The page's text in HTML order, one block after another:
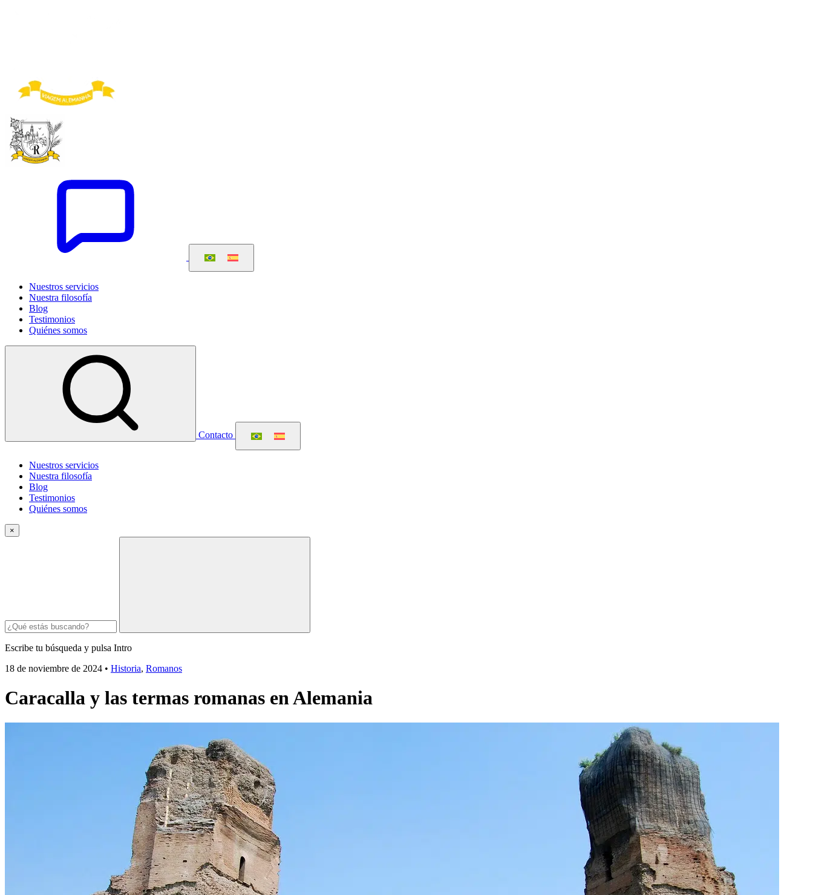
Nuestros servicios
Nuestra filosofía
Blog
Testimonios
Quiénes somos
Contacto
Nuestros servicios
Nuestra filosofía
Blog
Testimonios
Quiénes somos
×
Escribe tu búsqueda y pulsa Intro
18 de noviembre de 2024 • Historia, Romanos
Caracalla y las termas romanas en Alemania